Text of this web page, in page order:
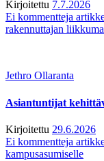
Kirjoitettu 7.7.2026
Ei kommentteja
rakennuttajan
Jethro Ollaranta
Asiantuntijat
Kirjoitettu 29.6.2026
Ei kommentteja
kampusasumiselle